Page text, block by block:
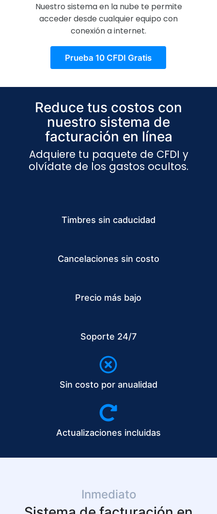
Nuestro sistema en la nube te permite
acceder desde cualquier equipo con
conexión a internet.
Prueba 10 CFDI Gratis
Reduce tus costos con
nuestro sistema de
facturación en línea
Adquiere tu paquete de CFDI y
olvídate de los gastos ocultos.
Timbres sin caducidad
Cancelaciones sin costo​
Precio más bajo
Soporte 24/7
Sin costo por anualidad
Actualizaciones incluidas
Inmediato